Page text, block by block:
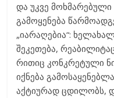
და უკვე მოხმარებული
გამოყენება
„იარაღებია“:
შეკეთება,
რითიც კონკრეტული
იქნება
აქტიურად ცდილობს,